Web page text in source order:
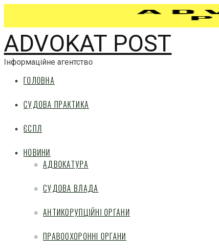
ADVOKAT POST
Інформаційне агентство
ГОЛОВНА
СУДОВА ПРАКТИКА
ЄСПЛ
НОВИНИ
АДВОКАТУРА
СУДОВА ВЛАДА
АНТИКОРУПЦІЙНІ ОРГАНИ
ПРАВООХОРОННІ ОРГАНИ